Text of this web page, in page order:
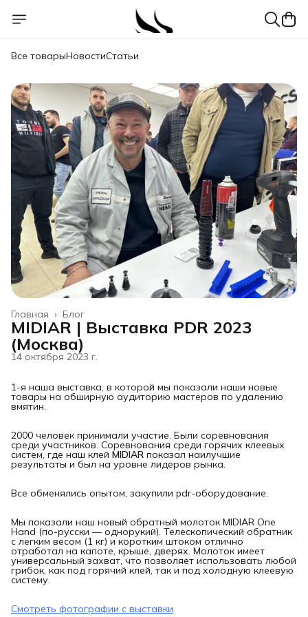
Все товарыНовостиСтатьи
Блог
Главная ›
MIDIAR | Выставка PDR 2023
(Москва)
14 октября 2023 г.
1-я наша выставка, в которой мы показали наши новые
товары на обширную аудиторию мастеров по удалению
вмятин.
2000 человек принимали участие. Были соревнования
среди участников. Соревнования среди горячих клеевых
систем, где наш клей MIDIAR показал наилучшие
результаты и был на уровне лидеров рынка.
Все обменялись опытом, закупили pdr-оборудование.
Мы показали наш новый обратный молоток MIDIAR One
Hand (по-русски — однорукий). Телескопический обратник
с легким весом (1 кг) и коротким штоком отлично
отработал на капоте, крыше, дверях. Молоток имеет
универсальный захват, что позволяет использовать любой
грибок, как под горячий клей, так и под холодную клеевую
систему.
Смотреть фотографии с выставки